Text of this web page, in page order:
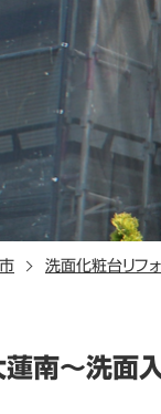
洗面化粧台リフ
南～洗面